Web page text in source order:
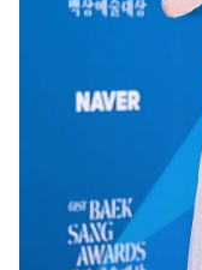
Photo
VTV Sức khoẻ